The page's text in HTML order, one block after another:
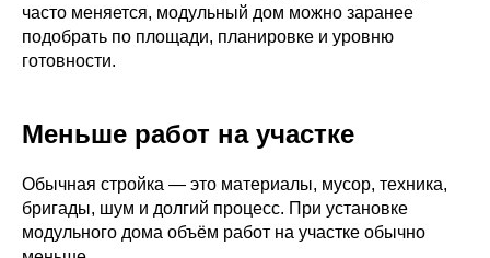
часто меняется, модульный дом можно заранее
подобрать по площади, планировке и уровню
готовности.
Меньше работ на участке
Обычная стройка — это материалы, мусор, техника,
бригады, шум и долгий процесс. При установке
модульного дома объём работ на участке обычно